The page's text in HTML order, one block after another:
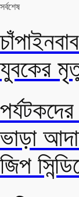
সর্বশেষ
যুবকের
ভাড়া
জিপ